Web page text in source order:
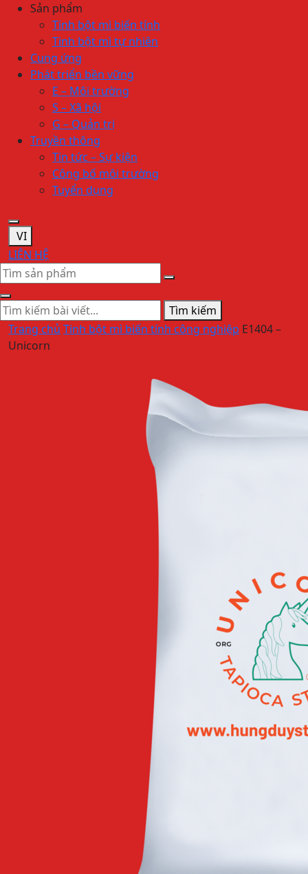
Sản phẩm
Tinh bột mì biến tính
Tinh bột mì tự nhiên
Cung ứng
Phát triển bền vững
E – Môi trường
S – Xã hội
G – Quản trị
Truyền thông
Tin tức – Sự kiện
Công bố môi trường
Tuyển dụng
VI
LIÊN HỆ
Tìm kiếm
Trang chủ Tinh bột mì biến tính công nghiệp E1404 –
Unicorn